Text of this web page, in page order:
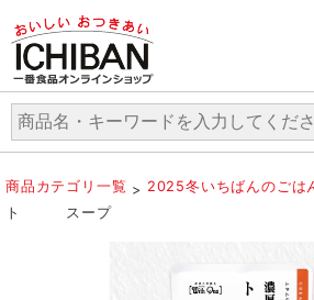
商品カテゴリ一覧 > 2025冬いちばんのごは
ト スープ